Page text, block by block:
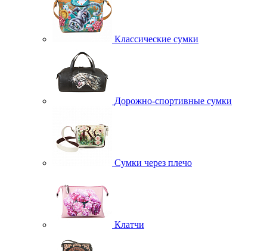
Классические сумки
Дорожно-спортивные сумки
Сумки через плечо
Клатчи